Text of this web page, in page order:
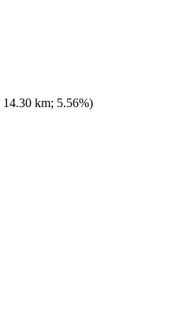
km; 5.56%)